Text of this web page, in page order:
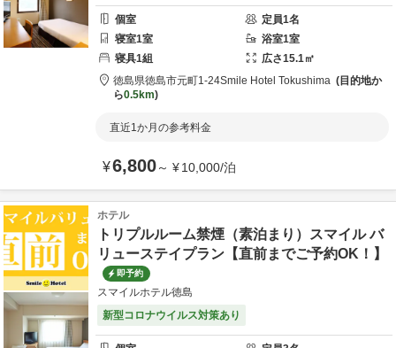
個室 定員1名
寝室1室 浴室1室
寝具1組 広さ15.1㎡
徳島県徳島市元町1-24Smile Hotel Tokushima
目的地か
ら0.5km
直近1か月の参考料金
¥6,800～ ¥10,000/泊
ホテル
トリプルルーム禁煙（素泊まり）スマイル バ
リューステイプラン【直前までご予約OK！】
即予約
スマイルホテル徳島
新型コロナウイルス対策あり